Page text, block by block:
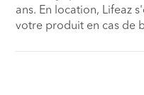
ans. En location, Lifeaz
votre produit en cas de